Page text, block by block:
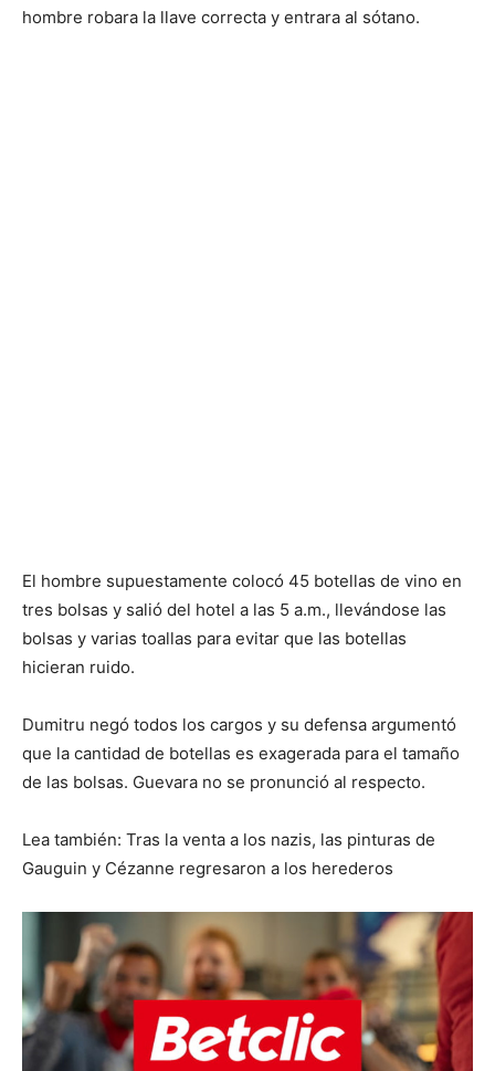
hombre robara la llave correcta y entrara al sótano.
El hombre supuestamente colocó 45 botellas de vino en
tres bolsas y salió del hotel a las 5 a.m., llevándose las
bolsas y varias toallas para evitar que las botellas
hicieran ruido.
Dumitru negó todos los cargos y su defensa argumentó
que la cantidad de botellas es exagerada para el tamaño
de las bolsas. Guevara no se pronunció al respecto.
Lea también: Tras la venta a los nazis, las pinturas de
Gauguin y Cézanne regresaron a los herederos